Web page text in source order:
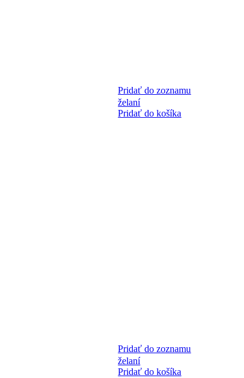
Pridať do zoznamu
želaní
Pridať do košíka
Pridať do zoznamu
želaní
Pridať do košíka